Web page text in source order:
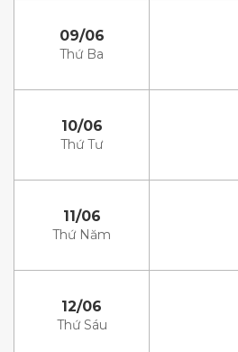
09/06
Thứ Ba
10/06
Thứ Tư
11/06
Thứ Năm
12/06
Thứ Sáu